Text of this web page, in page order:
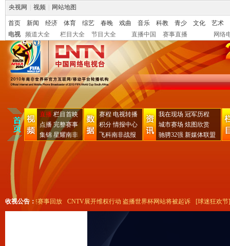
央视网 视频 网站地图
首页 新闻 经济 体育 综艺 春晚 戏曲 音乐 科教 青少 文化
艺术
电视
频道大全 栏目大全 节目大全 直播中国 赛事直播 网络
直播 栏目首映
点播 完整赛事
集锦 星耀南非
赛程 电视转播
积分 情报中心
飞科南非战报
我在现场 冠军历程
城市赛场 炫图欣赏
驰骋32强 新媒体联盟
收视公告：
祖拉"完整赛事回放 CNTV展开维权行动 盗播世界杯网站将被起诉 [球迷狂欢节]